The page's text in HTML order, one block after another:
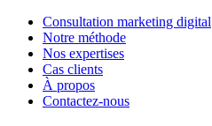
Consultation marketing digital
Notre méthode
Nos expertises
Cas clients
À propos
Contactez-nous